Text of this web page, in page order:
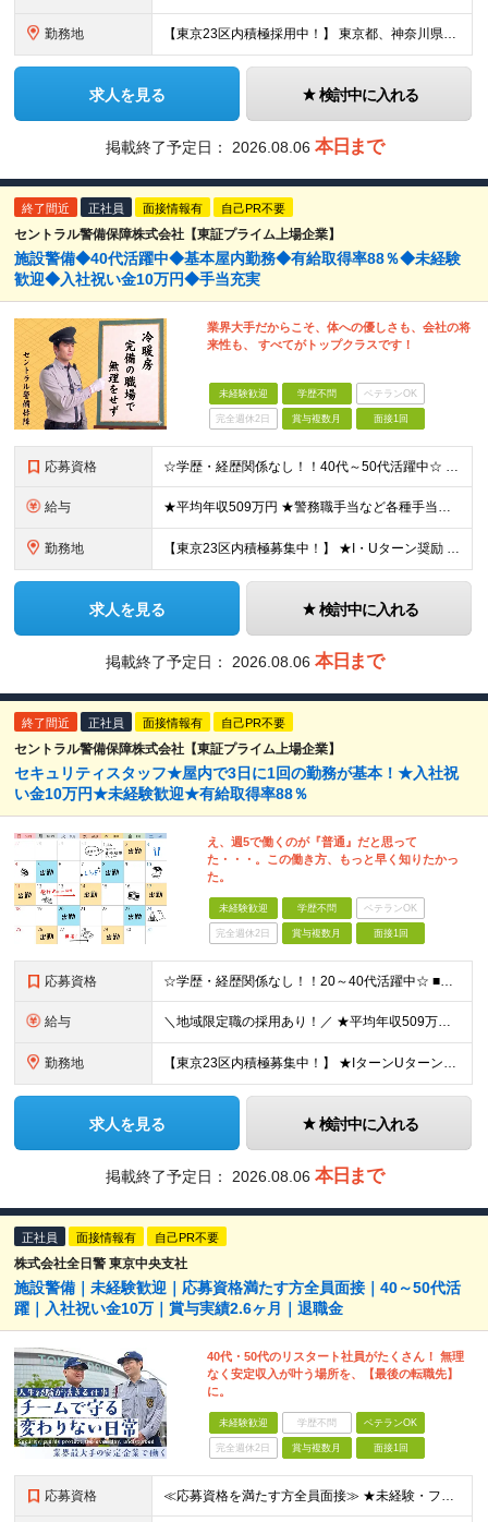
勤務地 【東京23区内積極採用中！】 東京都、神奈川県、埼玉県、千葉県、群馬県、京都府、滋賀県、 大阪府、兵庫県、静岡県、愛知県、北海道、岡山県、広島県、福岡県 ※希望及び適正を考慮したうえで、配属先を決定
求人を見る 検討中に入れる
掲載終了予定日： 2026.08.06 本日まで
終了間近 正社員 面接情報有 自己PR不要
セントラル警備保障株式会社【東証プライム上場企業】
施設警備◆40代活躍中◆基本屋内勤務◆有給取得率88％◆未経験
歓迎◆入社祝い金10万円◆手当充実
業界大手だからこそ、体への優しさも、会社の将
来性も、 すべてがトップクラスです！
未経験歓迎 学歴不問 ベテランOK
完全週休2日 賞与複数月 面接1回
応募資格 ☆学歴・経歴関係なし！！40代～50代活躍中☆ ■学歴不問 ■18歳以上の方(警備業法14条の警備業務のため) ■60歳未満の方（定年が60歳のため） ★こんな方にピッタリです★ ◎上場企業で腰を据
給与 ★平均年収509万円 ★警務職手当など各種手当充実 ★入社半年経過後、入社祝金10万円を支給！ ＼地域限定職の採用もあり！／ ◇東京/神奈川 月給23万5000円以上（各種手当含む）＋賞与年2回（
勤務地 【東京23区内積極募集中！】 ★I・Uターン奨励 東京都、神奈川県、千葉県、愛知県、静岡県、滋賀県、京都府、大阪府、兵庫県にある いずれかの契約警備先で勤務していただきます。 ※希望及び適正を考慮した
求人を見る 検討中に入れる
掲載終了予定日： 2026.08.06 本日まで
終了間近 正社員 面接情報有 自己PR不要
セントラル警備保障株式会社【東証プライム上場企業】
セキュリティスタッフ★屋内で3日に1回の勤務が基本！★入社祝
い金10万円★未経験歓迎★有給取得率88％
え、週5で働くのが『普通』だと思って
た・・・。この働き方、もっと早く知りたかっ
た。
未経験歓迎 学歴不問 ベテランOK
完全週休2日 賞与複数月 面接1回
応募資格 ☆学歴・経歴関係なし！！20～40代活躍中☆ ■学歴不問 ■18歳以上の方(警備業法14条の警備業務のため) ■60歳未満の方（定年が60歳のため） ★こんな方にピッタリです★ ◎上場企業で腰を据え
給与 ＼地域限定職の採用あり！／ ★平均年収509万円 ★入社半年経過後、入社祝金10万円を支給！ ★警務職手当など各種手当充実 ◇東京/神奈川 月給23万5000円以上（各種手当含む）＋賞与年2回（昨年
勤務地 【東京23区内積極募集中！】 ★IターンUターン奨励 東京都、神奈川県、千葉県、愛知県、静岡県、滋賀県、京都府、大阪府、兵庫県にある いずれかの契約警備先で勤務していただきます。 ※希望及び適正を考慮
求人を見る 検討中に入れる
掲載終了予定日： 2026.08.06 本日まで
正社員 面接情報有 自己PR不要
株式会社全日警 東京中央支社
施設警備｜未経験歓迎｜応募資格満たす方全員面接｜40～50代活
躍｜入社祝い金10万｜賞与実績2.6ヶ月｜退職金
40代・50代のリスタート社員がたくさん！ 無理
なく安定収入が叶う場所を、【最後の転職先】
に。
未経験歓迎 学歴不問 ベテランOK
完全週休2日 賞与複数月 面接1回
応募資格 ≪応募資格を満たす方全員面接≫ ★未経験・フリーターからの正社員デビューもOK（40代～60代活躍中） ★第二新卒OK 今までの経歴や転職回数は不問！ 「誠実に対応できる」「真面目にコツコツ頑張れる」